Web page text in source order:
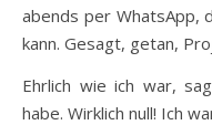
abends per WhatsApp,
kann. Gesagt, getan,
Ehrlich wie ich war,
habe. Wirklich null! Ich